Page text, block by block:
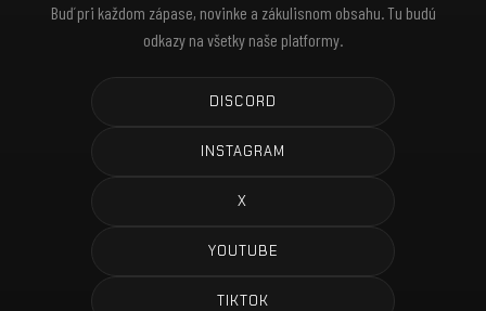
Buď pri každom zápase, novinke a zákulisnom obsahu. Tu budú
odkazy na všetky naše platformy.
DISCORD
INSTAGRAM
X
YOUTUBE
TIKTOK